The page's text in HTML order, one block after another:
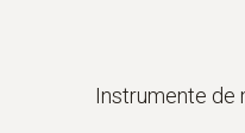
Instrumente de